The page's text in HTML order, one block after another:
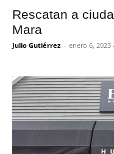
Rescatan a
Mara
Julio Gutiérrez - enero 6, 2023